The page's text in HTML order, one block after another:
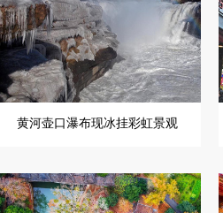
黄河壶口瀑布现冰挂彩虹景观